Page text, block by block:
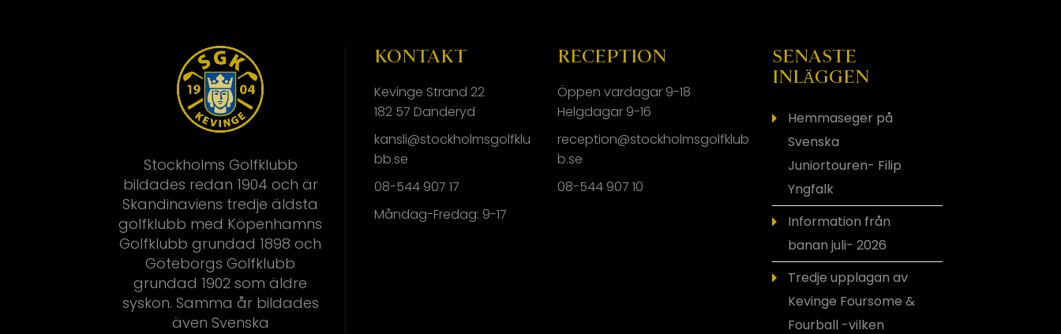
Stockholms Golfklubb
bildades redan 1904 och är
Skandinaviens tredje äldsta
golfklubb med Köpenhamns
Golfklubb grundad 1898 och
Göteborgs Golfklubb
grundad 1902 som äldre
syskon. Samma år bildades
även Svenska
KONTAKT
Kevinge Strand 22
182 57 Danderyd
kansli@stockholmsgolfklu
bb.se
08-544 907 17
Måndag-Fredag: 9-17
RECEPTION
Öppen vardagar 9-18
Helgdagar 9-16
reception@stockholmsgolfklub
b.se
08-544 907 10
SENASTE
INLÄGGEN
Hemmaseger på
Svenska
Juniortouren- Filip
Yngfalk
Information från
banan juli- 2026
Tredje upplagan av
Kevinge Foursome &
Fourball -vilken